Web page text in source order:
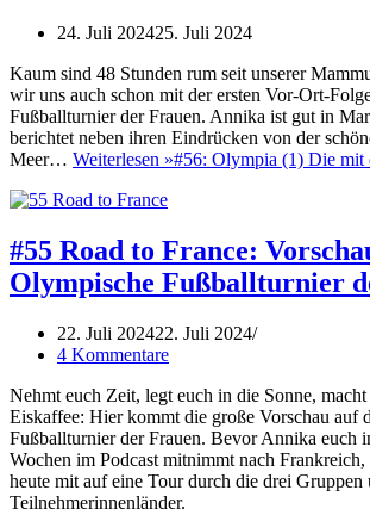
24. Juli 202425. Juli 2024
Kaum sind 48 Stunden rum seit unserer
wir uns auch schon mit der ersten Vor-Ort-
Fußballturnier der Frauen. Annika ist gut in
berichtet neben ihren Eindrücken von der
Meer… Weiterlesen »#56: Olympia (1) Die mit
#55 Road to France:
Olympische Fußballturnier
22. Juli 202422. Juli 2024
4 Kommentare
Nehmt euch Zeit, legt euch in die Sonne, macht
Eiskaffee: Hier kommt die große Vorschau auf
Fußballturnier der Frauen. Bevor Annika euch
Wochen im Podcast mitnimmt nach
heute mit auf eine Tour durch die drei
Teilnehmerinnenländer.